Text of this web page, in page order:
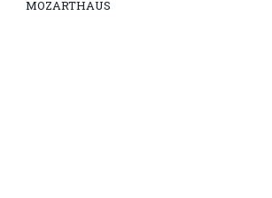
MOZARTHAUS